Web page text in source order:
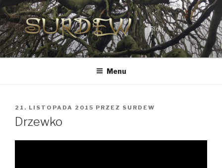
Przejdź
do
treści
Blog
Menu
OPUBLIKOWANE
W
21. LISTOPADA 2015 PRZEZ SURDEW
Drzewko